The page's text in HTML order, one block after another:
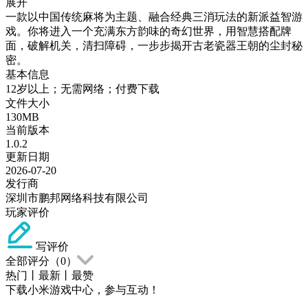
一款以中国传统麻将为主题、融合经典三消玩法的新派益智游
戏。你将进入一个充满东方韵味的奇幻世界，用智慧搭配牌
面，破解机关，清扫障碍，一步步揭开古老瓷器王朝的尘封秘
密。
基本信息
12岁以上；无需网络；付费下载
文件大小
130MB
当前版本
1.0.2
更新日期
2026-07-20
发行商
深圳市鹏邦网络科技有限公司
玩家评价
写评价
全部评分（0）
热门
最新
最赞
下载小米游戏中心，参与互动！